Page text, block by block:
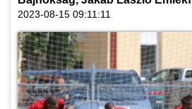
2023-08-15 09:11:11